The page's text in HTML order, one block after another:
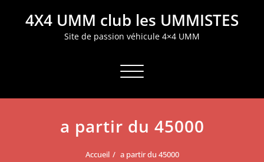
4X4 UMM club les UMMISTES
Site de passion véhicule 4×4 UMM
Afficher/masquer la navigation
a partir du 45000
Accueil a partir du 45000